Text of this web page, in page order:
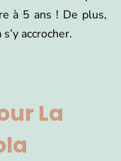
à 5 ans ! De plus,
accrocher.
La